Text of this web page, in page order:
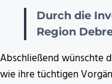
Durch die
Region
Abschließend wünschte
wie ihre tüchtigen